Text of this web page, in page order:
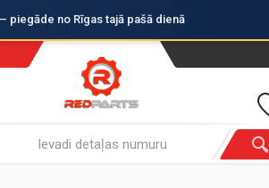
piegāde no Rīgas tajā pašā dienā